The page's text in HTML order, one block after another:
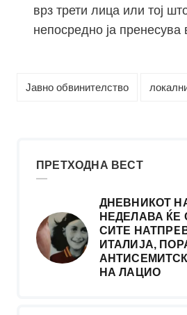
врз трети лица или тој
непосредно ја пренесува
Јавно обвинителство
ПРЕТХОДНА ВЕСТ
ДНЕВНИКОТ
НЕДЕЛАВА ЌЕ
СИТЕ
ИТАЛИЈА,
НА ЛАЦИО